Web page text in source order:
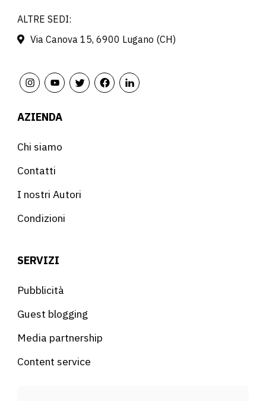
ALTRE SEDI:
Via Canova 15, 6900 Lugano (CH)
AZIENDA
Chi siamo
Contatti
I nostri Autori
Condizioni
SERVIZI
Pubblicità
Guest blogging
Media partnership
Content service